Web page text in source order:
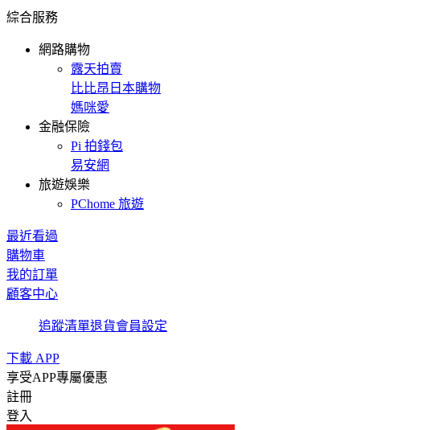
綜合服務
網路購物
露天拍賣
比比昂日本購物
媽咪愛
金融保險
Pi 拍錢包
易安網
旅遊娛樂
PChome 旅遊
最近看過
購物車
我的訂單
顧客中心
追蹤清單退貨會員設定
下載 APP
享受APP專屬優惠
註冊
登入